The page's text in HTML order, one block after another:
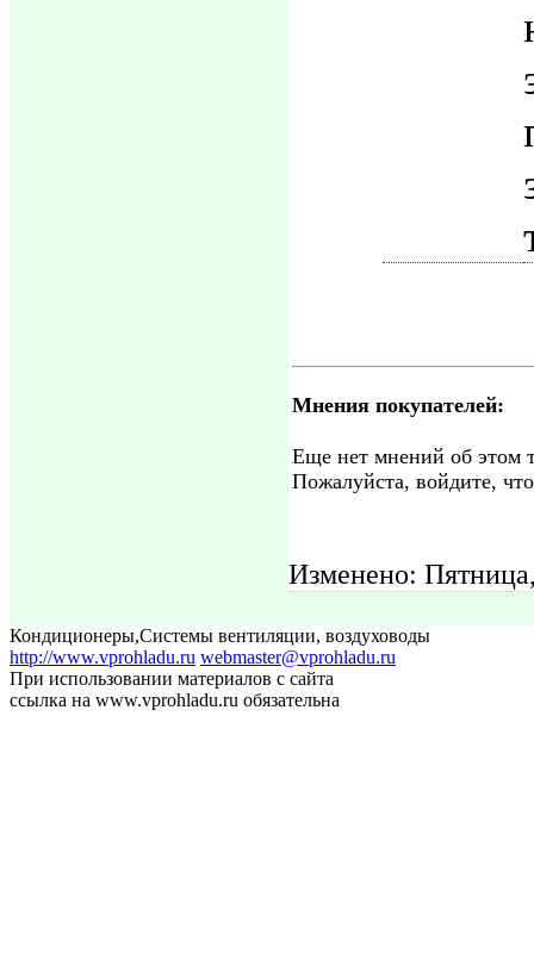
Мнения покупателей:
Еще нет мнений об этом
Пожалуйста, войдите,
Изменено:
Кондиционеры,Системы вентиляции, воздуховоды
http://www.vprohladu.ru webmaster@vprohladu.ru
При использовании материалов с сайта
ссылка на www.vprohladu.ru обязательна